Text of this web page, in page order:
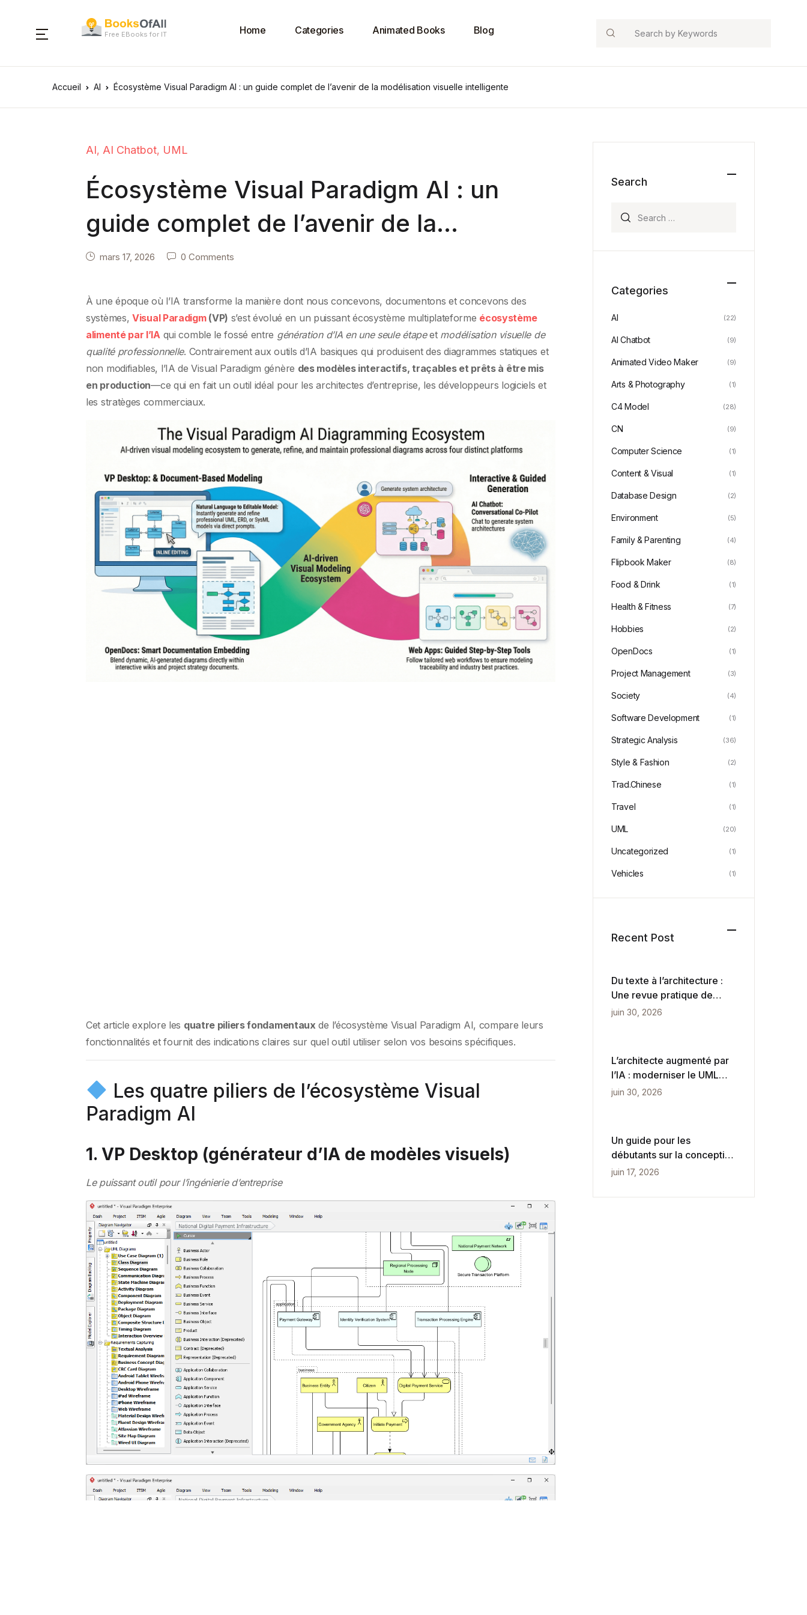
Free EBooks for IT Home Categories Animated Books Blog Search
Accueil AI Écosystème Visual Paradigm AI : un guide complet de l’avenir de la modélisation visuelle intelligente
AI, AI Chatbot, UML
Écosystème Visual Paradigm AI : un
guide complet de l’avenir de la
modélisation visuelle intelligente
mars 17, 2026 0 Comments
À une époque où l’IA transforme la manière dont nous concevons, documentons et concevons des
systèmes, Visual Paradigm(VP) s’est évolué en un puissant écosystème multiplateforme écosystème
alimenté par l’IA qui comble le fossé entre génération d’IA en une seule étapeet modélisation visuelle de
qualité professionnelle. Contrairement aux outils d’IA basiques qui produisent des diagrammes statiques et
non modifiables, l’IA de Visual Paradigm génère des modèles interactifs, traçables et prêts à être mis
en production—ce qui en fait un outil idéal pour les architectes d’entreprise, les développeurs logiciels et
les stratèges commerciaux.
Cet article explore les quatre piliers fondamentaux de l’écosystème Visual Paradigm AI, compare leurs
fonctionnalités et fournit des indications claires sur quel outil utiliser selon vos besoins spécifiques.
Les quatre piliers de l’écosystème Visual
Paradigm AI
1. VP Desktop (générateur d’IA de modèles visuels)
Le puissant outil pour l’ingénierie d’entreprise
Search
Categories
AI (22)
AI Chatbot (9)
Animated Video Maker (9)
Arts & Photography (1)
C4 Model (28)
CN (9)
Computer Science (1)
Content & Visual (1)
Database Design (2)
Environment (5)
Family & Parenting (4)
Flipbook Maker (8)
Food & Drink (1)
Health & Fitness (7)
Hobbies (2)
OpenDocs (1)
Project Management (3)
Society (4)
Software Development (1)
Strategic Analysis (36)
Style & Fashion (2)
Trad.Chinese (1)
Travel (1)
UML (20)
Uncategorized (1)
Vehicles (1)
Recent Post
Du texte à l’architecture :
Une revue pratique de
VPasCode et du
juin 30, 2026
L’architecte augmenté par
l’IA : moderniser le UML
pour une vitesse agile
juin 30, 2026
Un guide pour les
débutants sur la conception
conceptuelle, logique et
données
juin 17, 2026